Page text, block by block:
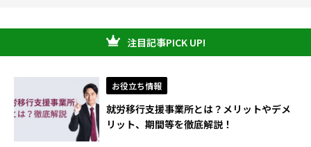
注目記事PICK UP!
お役立ち情報
就労移行支援事業所とは？メリットやデメ
リット、期間等を徹底解説！